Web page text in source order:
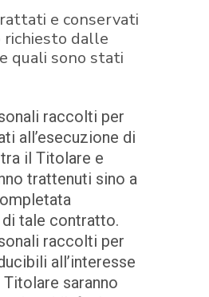
e conservati
dalle
quali sono stati
raccolti per
all’esecuzione di
il Titolare e
trattenuti sino a
di tale contratto.
raccolti per
all’interesse
saranno